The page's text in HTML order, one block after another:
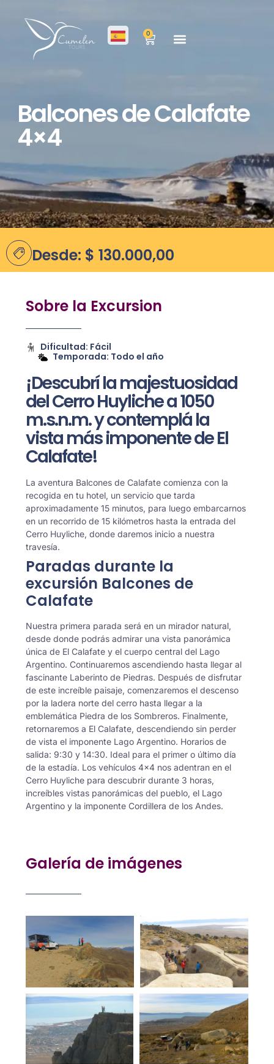
0
Balcones de Calafate
4×4
Desde: $ 130.000,00
Sobre la Excursion
Dificultad: Fácil
Temporada: Todo el año
¡Descubrí la majestuosidad
del Cerro Huyliche a 1050
m.s.n.m. y contemplá la
vista más imponente de El
Calafate!
La aventura Balcones de Calafate comienza con la
recogida en tu hotel, un servicio que tarda
aproximadamente 15 minutos, para luego embarcarnos
en un recorrido de 15 kilómetros hasta la entrada del
Cerro Huyliche, donde daremos inicio a nuestra
travesía.
Paradas durante la
excursión Balcones de
Calafate
Nuestra primera parada será en un mirador natural,
desde donde podrás admirar una vista panorámica
única de El Calafate y el cuerpo central del Lago
Argentino. Continuaremos ascendiendo hasta llegar al
fascinante Laberinto de Piedras. Después de disfrutar
de este increíble paisaje, comenzaremos el descenso
por la ladera norte del cerro hasta llegar a la
emblemática Piedra de los Sombreros. Finalmente,
retornaremos a El Calafate, descendiendo sin perder
de vista el imponente Lago Argentino. Horarios de
salida: 9:30 y 14:30. Ideal para el primer o último día
de la estadía. Los vehículos 4×4 nos adentran en el
Cerro Huyliche para descubrir durante 3 horas,
increíbles vistas panorámicas del pueblo, el Lago
Argentino y la imponente Cordillera de los Andes.
Galería de imágenes